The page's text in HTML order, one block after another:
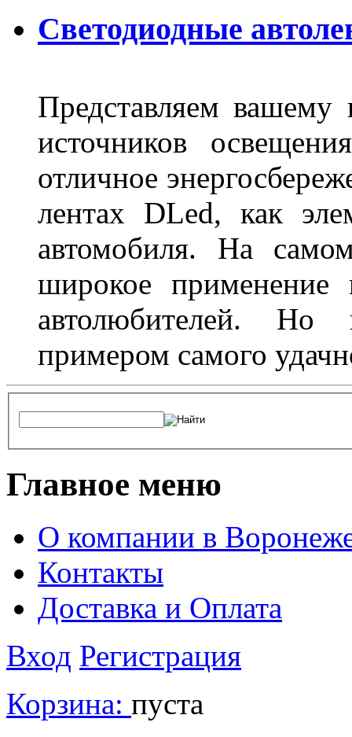
Светодиодные
Представляем
источников
отличное
лентах DLed, как
автомобиля. На
широкое
автолюбителей. Но
примером самого
Главное меню
О компании в
Контакты
Доставка и Оплата
Вход Регистрация
Корзина: пуста